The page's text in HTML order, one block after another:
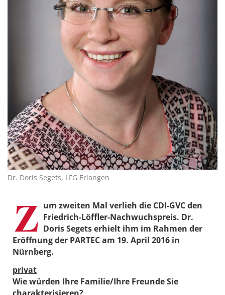
Dr. Doris Segets, LFG Erlangen
Z um zweiten Mal verlieh die CDI-GVC den
Friedrich-Löffler-Nachwuchspreis. Dr.
Doris Segets erhielt ihm im Rahmen der
Eröffnung der PARTEC am 19. April 2016 in
Nürnberg.
privat
Wie würden Ihre Familie/Ihre Freunde Sie